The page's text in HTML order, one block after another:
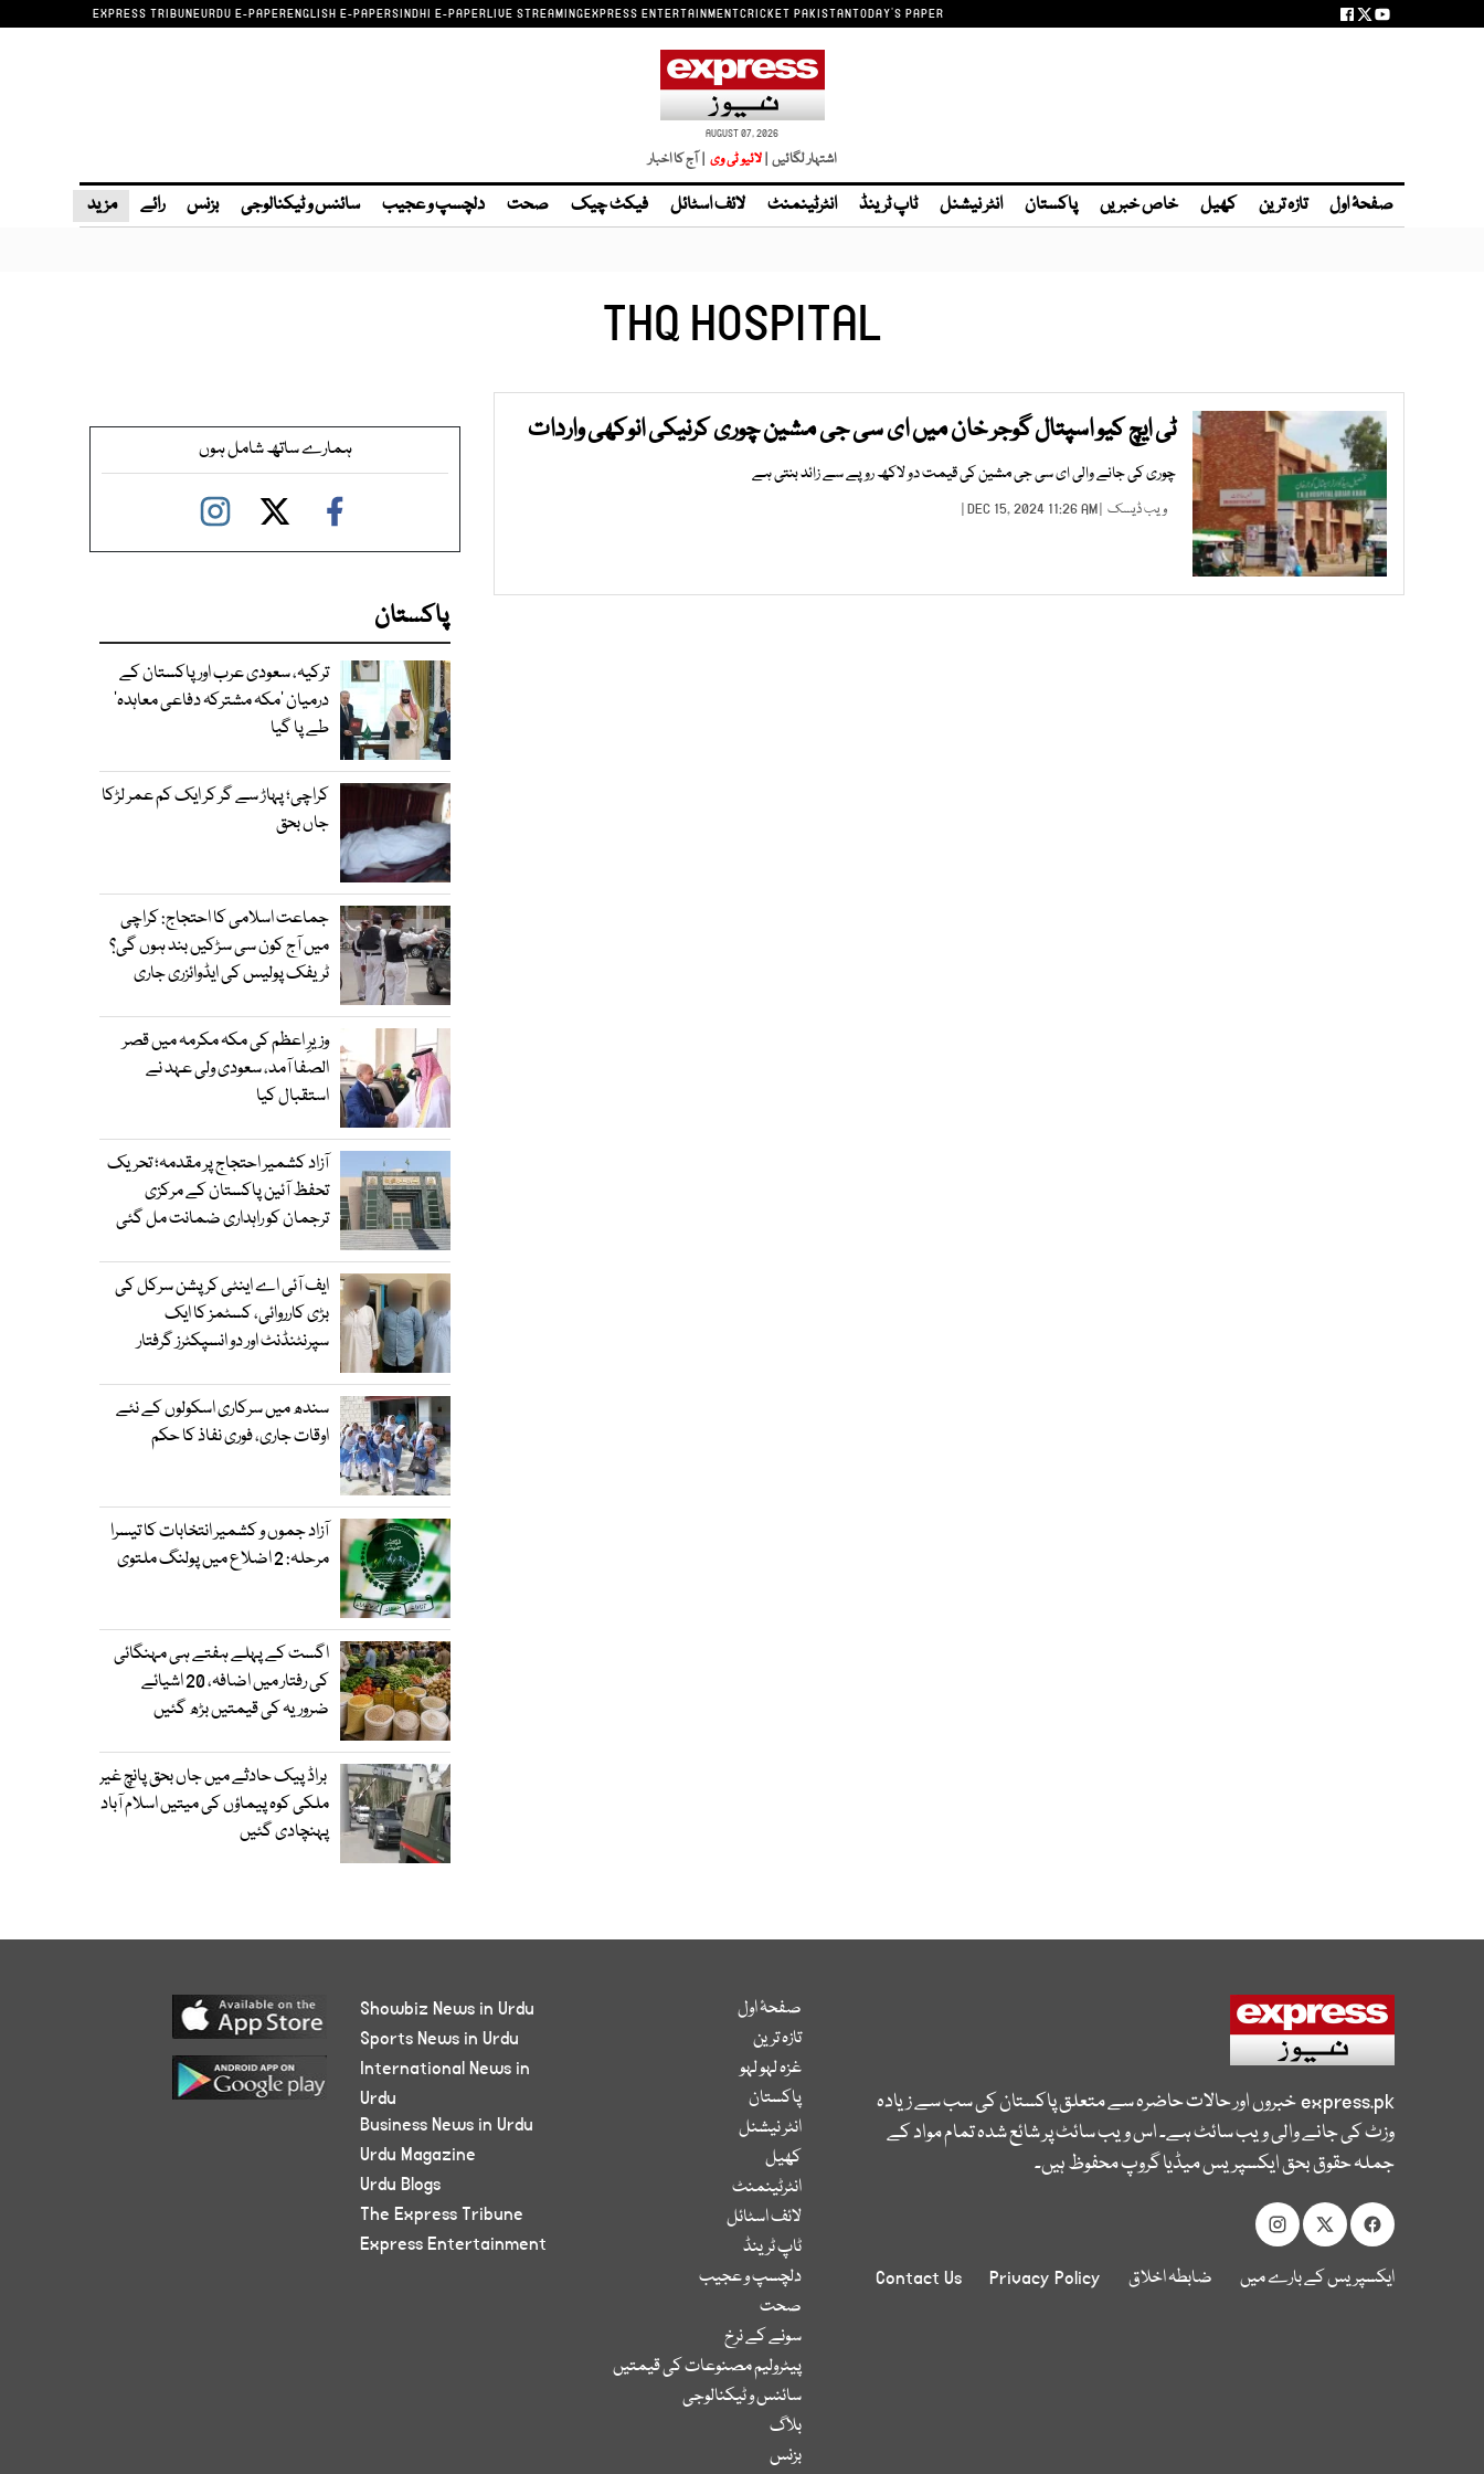
EXPRESS TRIBUNEURDU E-PAPERENGLISH E-PAPERSINDHI E-PAPERLIVE STREAMINGEXPRESS ENTERTAINMENTCRICKET PAKISTANTODAY'S PAPER
AUGUST 07, 2026
اشتہار لگائیں | | آج کا اخبار
صفحۂ اول تازہ ترین کھیل خاص خبریں پاکستان انٹر نیشنل ٹاپ ٹرینڈ انٹرٹینمنٹ لائف اسٹائل فیکٹ چیک صحت دلچسپ و عجیب سائنس و ٹیکنالوجی بزنس رائے مزید
THQ HOSPITAL
ٹی ایچ کیو اسپتال گوجر خان میں ای سی جی مشین چوری کرنیکی انوکھی واردات
چوری کی جانے والی ای سی جی مشین کی قیمت دو لاکھ روپے سے زائد بنتی ہے
ویب ڈیسک | DEC 15, 2024 11:26 AM |
ہمارے ساتھ شامل ہوں
پاکستان
ترکیہ، سعودی عرب اور پاکستان کے
درمیان ’مکہ مشترکہ دفاعی معاہدہ‘
طے پا گیا
کراچی؛ پہاڑ سے گر کر ایک کم عمر لڑکا
جاں بحق
جماعت اسلامی کا احتجاج: کراچی
میں آج کون سی سڑکیں بند ہوں گی؟
ٹریفک پولیس کی ایڈوائزری جاری
وزیرِ اعظم کی مکہ مکرمہ میں قصر
الصفا آمد، سعودی ولی عہد نے
استقبال کیا
آزاد کشمیر احتجاج پر مقدمہ؛ تحریک
تحفظ آئین پاکستان کے مرکزی
ترجمان کو راہداری ضمانت مل گئی
ایف آئی اے اینٹی کرپشن سرکل کی
بڑی کارروائی، کسٹمز کا ایک
سپرنٹنڈنٹ اور دو انسپکٹرز گرفتار
سندھ میں سرکاری اسکولوں کے نئے
اوقات جاری، فوری نفاذ کا حکم
آزاد جموں و کشمیر انتخابات کا تیسرا
مرحلہ: 2 اضلاع میں پولنگ ملتوی
اگست کے پہلے ہفتے ہی مہنگائی
کی رفتار میں اضافہ، 20 اشیائے
ضروریہ کی قیمتیں بڑھ گئیں
براڈ پیک حادثے میں جاں بحق پانچ غیر
ملکی کوہ پیماؤں کی میتیں اسلام آباد
پہنچادی گئیں
express.pkخبروں اور حالات حاضرہ سے متعلق پاکستان کی سب سے زیادہ
وزٹ کی جانے والی ویب سائٹ ہے۔ اس ویب سائٹ پر شائع شدہ تمام مواد کے
جملہ حقوق بحق ایکسپریس میڈیا گروپ محفوظ ہیں۔
ایکسپریس کے بارے میں ضابطہ اخلاق Privacy Policy
Contact Us
صفحۂ اول
تازہ ترین
غزہ لہو لہو
پاکستان
انٹر نیشنل
کھیل
انٹرٹینمنٹ
لائف اسٹائل
ٹاپ ٹرینڈ
دلچسپ و عجیب
صحت
سونے کے نرخ
پیٹرولیم مصنوعات کی قیمتیں
سائنس و ٹیکنالوجی
بلاگ
بزنس
Showbiz News in Urdu
Sports News in Urdu
International News in
Urdu
Business News in Urdu
Urdu Magazine
Urdu Blogs
The Express Tribune
Express Entertainment